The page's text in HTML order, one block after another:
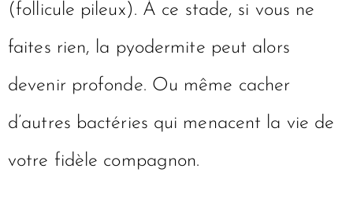
(follicule pileux). À ce stade, si vous ne
faites rien, la pyodermite peut alors
devenir profonde. Ou même cacher
d’autres bactéries qui menacent la vie de
votre fidèle compagnon.